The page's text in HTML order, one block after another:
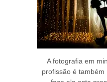
A fotografia em
profissão é